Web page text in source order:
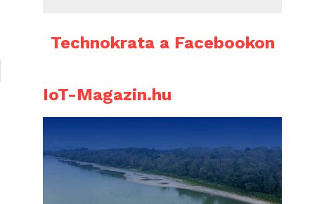
Technokrata a Facebookon
IoT-Magazin.hu